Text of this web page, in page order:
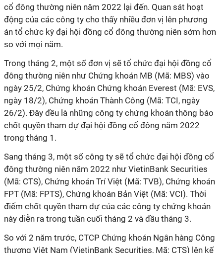
cổ đông thường niên năm 2022 lại đến. Quan sát hoạt
động của các công ty cho thấy nhiều đơn vị lên phương
án tổ chức kỳ đại hội đồng cổ đông thường niên sớm hơn
so với mọi năm.
Trong tháng 2, một số đơn vị sẽ tổ chức đại hội đồng cổ
đông thường niên như Chứng khoán MB (Mã: MBS) vào
ngày 25/2, Chứng khoán Chứng khoán Everest (Mã: EVS,
ngày 18/2), Chứng khoán Thành Công (Mã: TCI, ngày
26/2). Đây đều là những công ty chứng khoán thông báo
chốt quyền tham dự đại hội đồng cổ đông năm 2022
trong tháng 1.
Sang tháng 3, một số công ty sẽ tổ chức đại hội đồng cổ
đông thường niên năm 2022 như VietinBank Securities
(Mã: CTS), Chứng khoán Trí Việt (Mã: TVB), Chứng khoán
FPT (Mã: FPTS), Chứng khoán Bản Việt (Mã: VCI). Thời
điểm chốt quyền tham dự của các công ty chứng khoán
này diễn ra trong tuần cuối tháng 2 và đầu tháng 3.
So với 2 năm trước, CTCP Chứng khoán Ngân hàng Công
thương Việt Nam (VietinBank Securities, Mã: CTS) lên kế